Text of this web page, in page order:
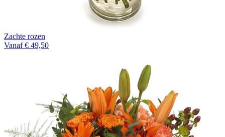
Zachte rozen
Vanaf € 49,50